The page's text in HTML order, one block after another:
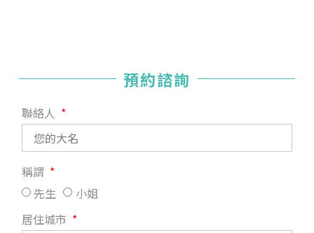
預約諮詢
聯絡人
稱謂
先生
小姐
居住城市